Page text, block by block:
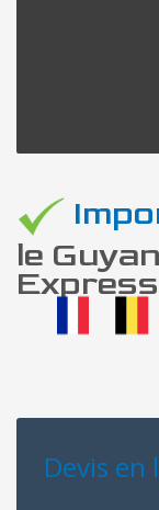
le
Devis en